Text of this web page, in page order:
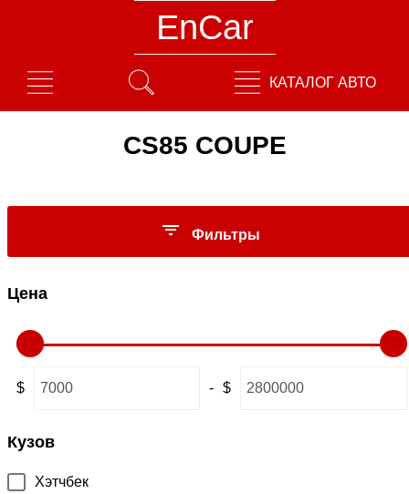
EnCar
КАТАЛОГ АВТО
CS85 COUPE
Фильтры
Цена
$ - $
Кузов
Хэтчбек